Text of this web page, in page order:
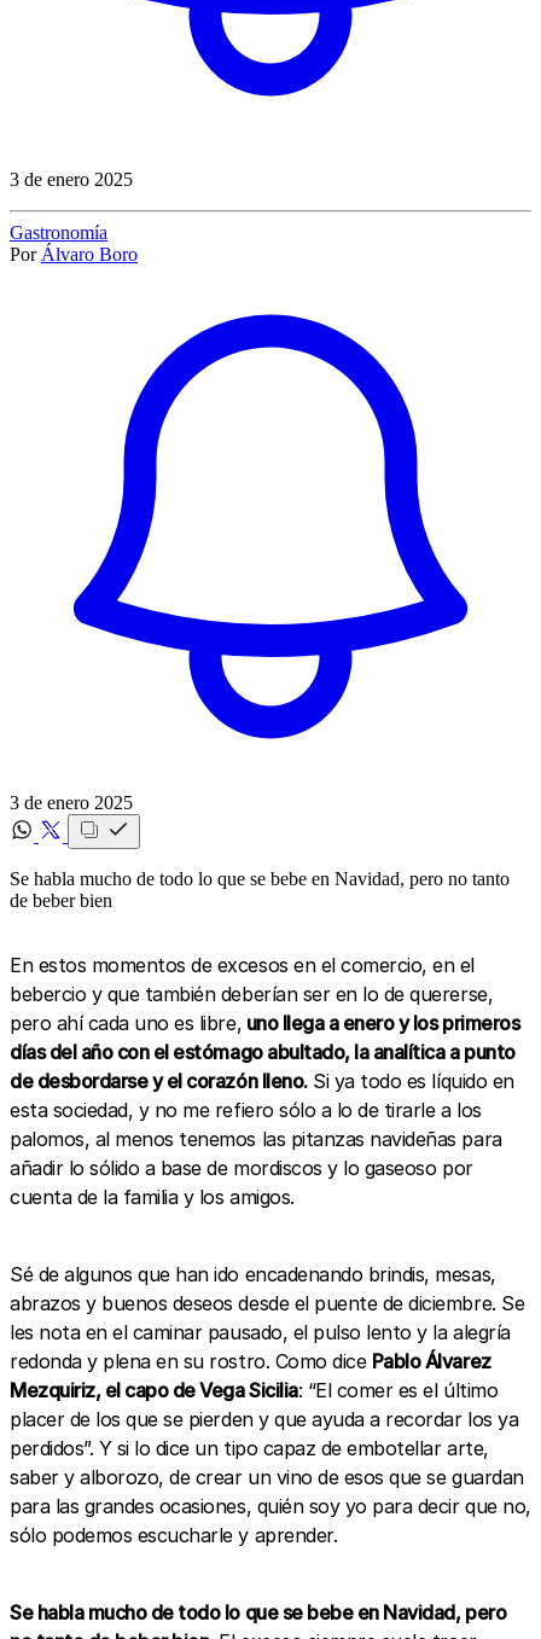
3 de enero 2025
Gastronomía
Por Álvaro Boro
3 de enero 2025
Se habla mucho de todo lo que se bebe en Navidad, pero no tanto
de beber bien
En estos momentos de excesos en el comercio, en el
bebercio y que también deberían ser en lo de quererse,
pero ahí cada uno es libre, uno llega a enero y los primeros
días del año con el estómago abultado, la analítica a punto
de desbordarse y el corazón lleno.Si ya todo es líquido en
esta sociedad, y no me refiero sólo a lo de tirarle a los
palomos, al menos tenemos las pitanzas navideñas para
añadir lo sólido a base de mordiscos y lo gaseoso por
cuenta de la familia y los amigos.
Sé de algunos que han ido encadenando brindis, mesas,
abrazos y buenos deseos desde el puente de diciembre. Se
les nota en el caminar pausado, el pulso lento y la alegría
redonda y plena en su rostro. Como dice Pablo Álvarez
Mezquiriz, el capo de Vega Sicilia: “El comer es el último
placer de los que se pierden y que ayuda a recordar los ya
perdidos”. Y si lo dice un tipo capaz de embotellar arte,
saber y alborozo, de crear un vino de esos que se guardan
para las grandes ocasiones, quién soy yo para decir que no,
sólo podemos escucharle y aprender.
Se habla mucho de todo lo que se bebe en Navidad, pero